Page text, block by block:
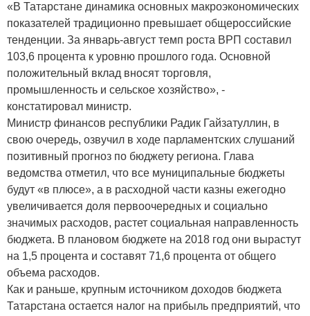
«В Татарстане динамика основных макроэкономических
показателей традиционно превышает общероссийские
тенденции. За январь-август темп роста ВРП составил
103,6 процента к уровню прошлого года. Основной
положительный вклад вносят торговля,
промышленность и сельское хозяйство», -
констатировал министр.
Министр финансов республики Радик Гайзатуллин, в
свою очередь, озвучил в ходе парламентских слушаний
позитивный прогноз по бюджету региона. Глава
ведомства отметил, что все муниципальные бюджеты
будут «в плюсе», а в расходной части казны ежегодно
увеличивается доля первоочередных и социально
значимых расходов, растет социальная направленность
бюджета. В плановом бюджете на 2018 год они вырастут
на 1,5 процента и составят 71,6 процента от общего
объема расходов.
Как и раньше, крупным источником доходов бюджета
Татарстана остается налог на прибыль предприятий, что